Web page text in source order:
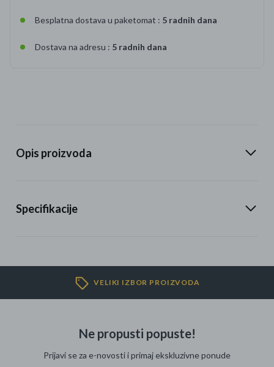
Besplatna dostava u paketomat : 5 radnih dana
Dostava na adresu : 5 radnih dana
Opis proizvoda
Specifikacije
VELIKI IZBOR PROIZVODA
Ne propusti popuste!
Prijavi se za e-novosti i primaj ekskluzivne ponude